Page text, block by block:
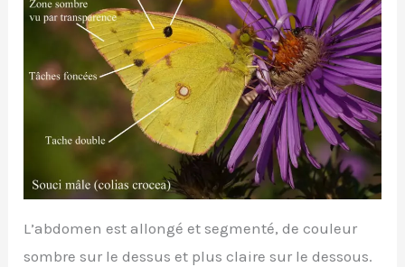
L’abdomen est allongé et segmenté, de couleur
sombre sur le dessus et plus claire sur le dessous.